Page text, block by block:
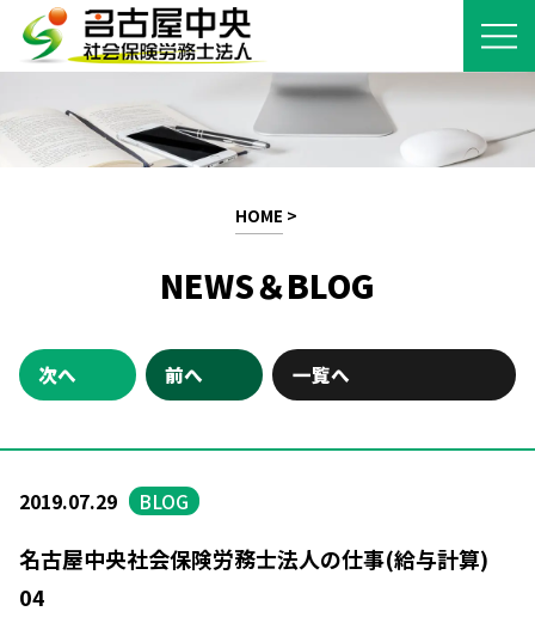
HOME >
NEWS＆BLOG
次へ 前へ 一覧へ
2019.07.29 BLOG
名古屋中央社会保険労務士法人の仕事(給与計算)
04